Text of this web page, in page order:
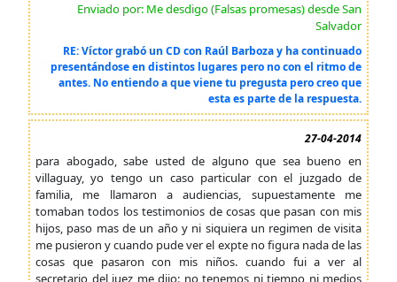
Enviado por: Me desdigo (Falsas promesas) desde San
Salvador
RE: Víctor grabó un CD con Raúl Barboza y ha continuado
presentándose en distintos lugares pero no con el ritmo de
antes. No entiendo a que viene tu pregusta pero creo que
esta es parte de la respuesta.
27-04-2014
para abogado, sabe usted de alguno que sea bueno en
villaguay, yo tengo un caso particular con el juzgado de
familia, me llamaron a audiencias, supuestamente me
tomaban todos los testimonios de cosas que pasan con mis
hijos, paso mas de un año y ni siquiera un regimen de visita
me pusieron y cuando pude ver el expte no figura nada de las
cosas que pasaron con mis niños. cuando fui a ver al
secretario del juez me dijo: no tenemos ni tiempo ni medios